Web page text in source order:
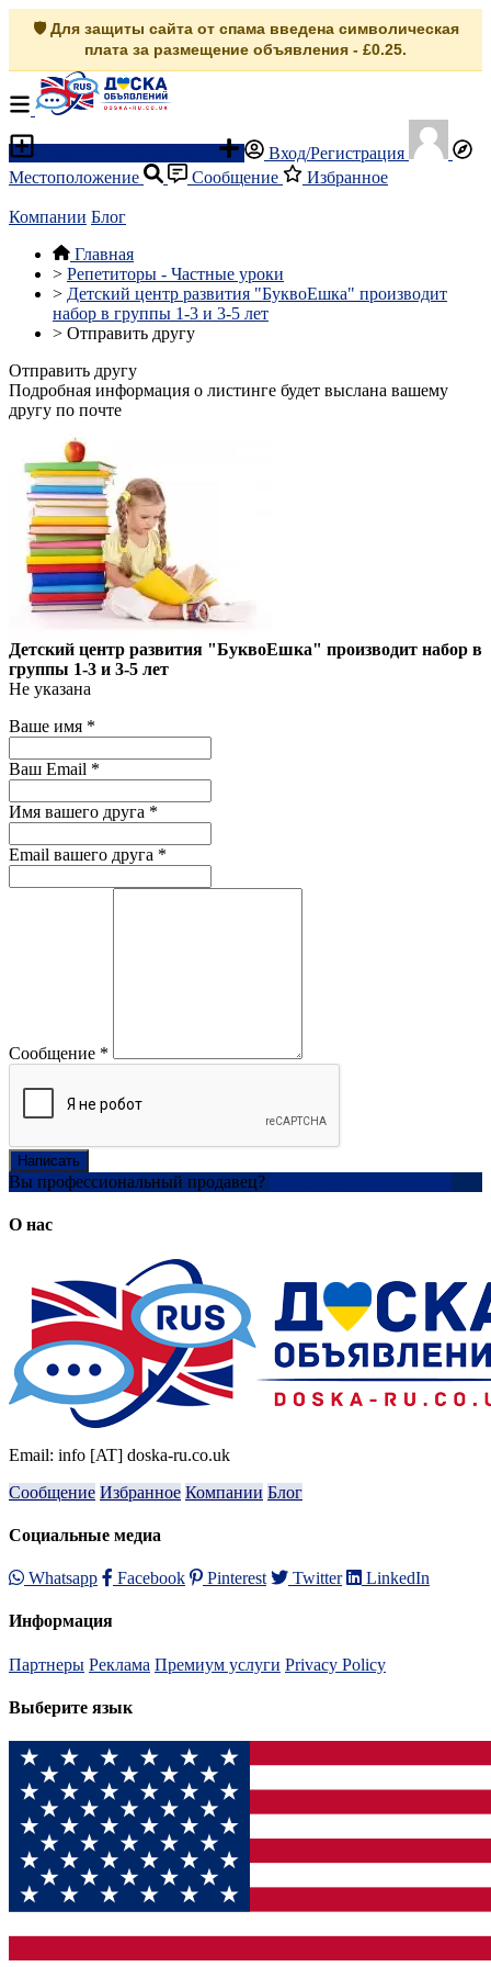
🛡️ Для защиты сайта от спама введена символическая
плата за размещение объявления - £0.25.
Вход/Регистрация
Местоположение
Сообщение Избранное
Компании Блог
Главная
> Репетиторы - Частные уроки
> Детский центр развития "БуквоЕшка" производит
набор в группы 1-3 и 3-5 лет
> Отправить другу
Отправить другу
Подробная информация о листинге будет выслана вашему
другу по почте
Детский центр развития "БуквоЕшка" производит набор в
группы 1-3 и 3-5 лет
Не указана
Ваше имя *
Ваш Email *
Имя вашего друга *
Email вашего друга *
Сообщение *
Написать
Вы профессиональный продавец?
О нас
Email: info [AT] doska-ru.co.uk
Сообщение Избранное Компании Блог
Социальные медиа
Whatsapp Facebook Pinterest Twitter LinkedIn
Информация
Партнеры Реклама Премиум услуги Privacy Policy
Выберите язык